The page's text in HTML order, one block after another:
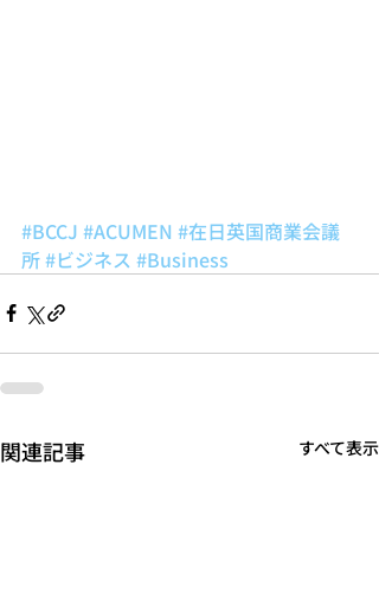
#BCCJ #ACUMEN #在日英国商業会議
所#ビジネス #Business
関連記事 すべて表示